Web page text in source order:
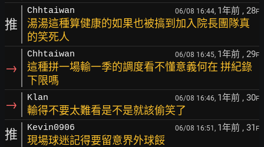
推
Chhtaiwan 06/08 16:44, 1年前 , 28F
湯湯這種算健康的如果也被搞到加入院長團隊真
的笑死人
→
Chhtaiwan 06/08 16:45, 1年前 , 29F
這種拼一場輸一季的調度看不懂意義何在 拼紀錄
下限嗎
→ Klan 06/08 16:46, 1年前 , 30F
輸得不要太難看是不是就該偷笑了
推 Kevin0906 06/08 16:51, 1年前 , 31 F
現場球迷記得要留意界外球餒